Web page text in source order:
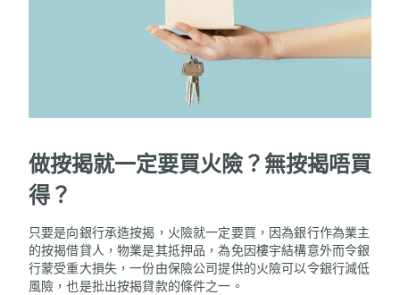
做按揭就一定要買火險？無按揭唔買
得？
只要是向銀行承造按揭，火險就一定要買，因為銀行作為業主
的按揭借貸人，物業是其抵押品，為免因樓宇結構意外而令銀
行蒙受重大損失，一份由保險公司提供的火險可以令銀行減低
風險，也是批出按揭貸款的條件之一。